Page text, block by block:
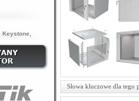
Keystone
Słowa kluczowe dla tego